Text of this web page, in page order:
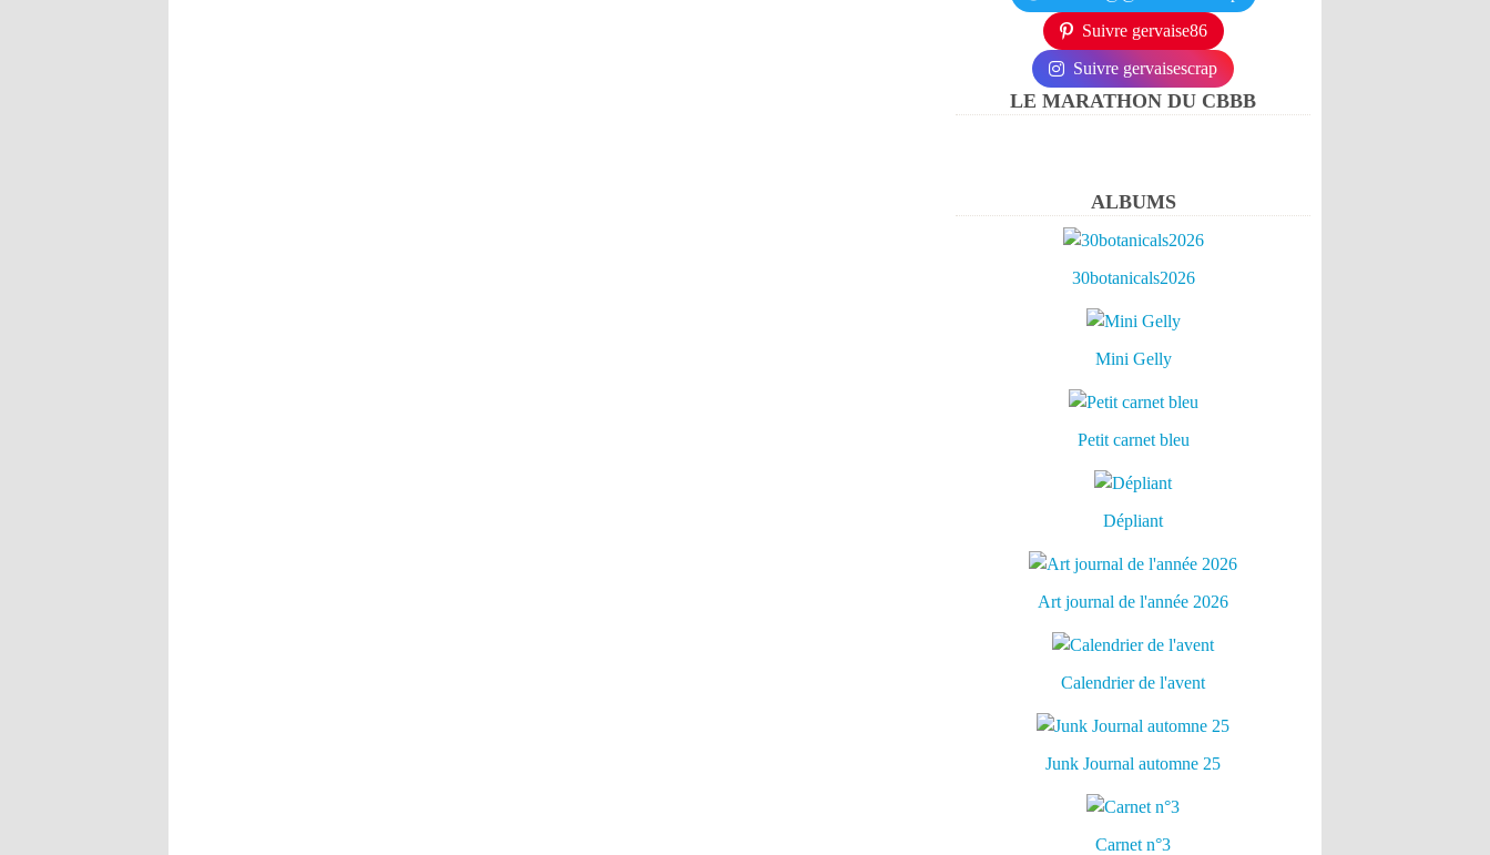
Suivre gervaise86
Suivre gervaisescrap
LE MARATHON DU CBBB
ALBUMS
30botanicals2026
Mini Gelly
Petit carnet bleu
Dépliant
Art journal de l'année 2026
Calendrier de l'avent
Junk Journal automne 25
Carnet n°3